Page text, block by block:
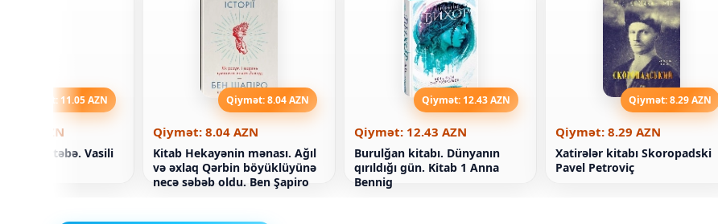
Qiymət: 11.05 AZN
AZN
məktəbə. Vasili
Qiymət: 8.04 AZN
Qiymət: 8.04 AZN
Kitab Hekayənin mənası. Ağıl
və əxlaq Qərbin böyüklüyünə
necə səbəb oldu. Ben Şapiro
Qiymət: 12.43 AZN
Qiymət: 12.43 AZN
Burulğan kitabı. Dünyanın
qırıldığı gün. Kitab 1 Anna
Bennig
Qiymət: 8.29 AZN
Qiymət: 8.29 AZN
Xatirələr kitabı Skoropadski
Pavel Petroviç